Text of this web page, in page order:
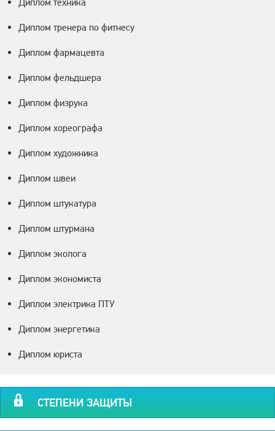
Диплом тренера по фитнесу
Диплом фармацевта
Диплом фельдшера
Диплом физрука
Диплом хореографа
Диплом художника
Диплом швеи
Диплом штукатура
Диплом штурмана
Диплом эколога
Диплом экономиста
Диплом электрика ПТУ
Диплом энергетика
Диплом юриста
СТЕПЕНИ ЗАЩИТЫ